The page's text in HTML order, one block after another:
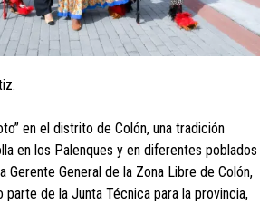
en el distrito de Colón, una tradición
en los Palenques y en diferentes poblados
Gerente General de la Zona Libre de Colón,
parte de la Junta Técnica para la provincia,